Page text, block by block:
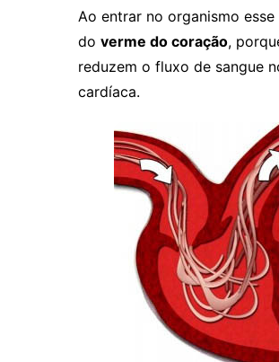
Ao entrar no organismo
do verme do coração,
reduzem o fluxo de sangue
cardíaca.